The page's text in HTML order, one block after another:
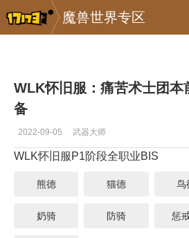
魔兽世界专区
专区_《魔兽世界》 >
WLK怀旧服：痛苦术士团本
备
2022-09-05 武器大师
WLK怀旧服P1阶段全职业BIS
熊德 猫德 鸟
奶骑 防骑 惩